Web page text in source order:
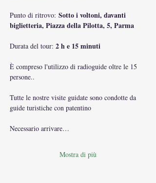
Punto di ritrovo: Sotto i voltoni, davanti
biglietteria, Piazza della Pilotta, 5, Parma
Durata del tour: 2 h e 15 minuti
È compreso l'utilizzo di radioguide oltre le 15
persone..
Tutte le nostre visite guidate sono condotte da
guide turistiche con patentino
Necessario arrivare…
Mostra di più